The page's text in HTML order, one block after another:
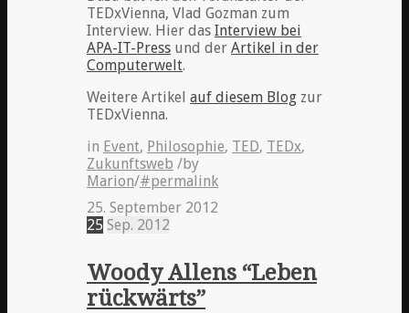
TEDxVienna, Vlad Gozman zum
Interview. Hier das Interview bei
APA-IT-Press und der Artikel in der
Computerwelt.
Weitere Artikel auf diesem Blog zur
TEDxVienna.
in Event, Philosophie, TED, TEDx,
Zukunftsweb /by
Marion/#permalink
25. September 2012
25 Sep. 2012
Woody Allens “Leben
rückwärts”